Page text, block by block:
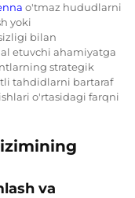
o'tmaz hududlarni
yoki
bilan
etuvchi ahamiyatga
strategik
tahdidlarni bartaraf
o'rtasidagi farqni
va